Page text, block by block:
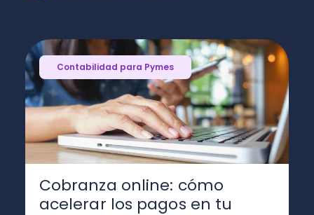
Contabilidad para Pymes
Cobranza online: cómo
acelerar los pagos en tu